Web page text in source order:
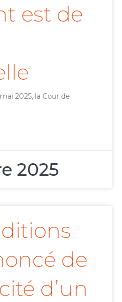
est de
2025, la Cour de
2025
de
d’un